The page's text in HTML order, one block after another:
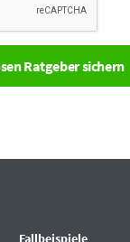
Fallbeispiele